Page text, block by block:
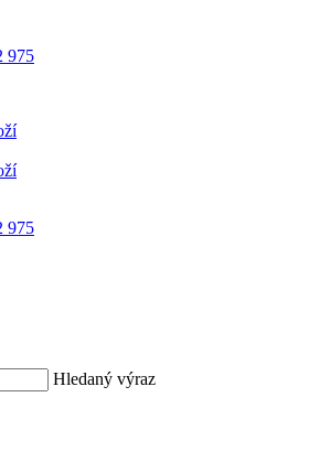
975
975
Hledaný výraz